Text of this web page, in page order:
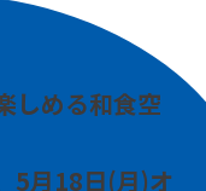
しめる和食空
5月18日(月)オ